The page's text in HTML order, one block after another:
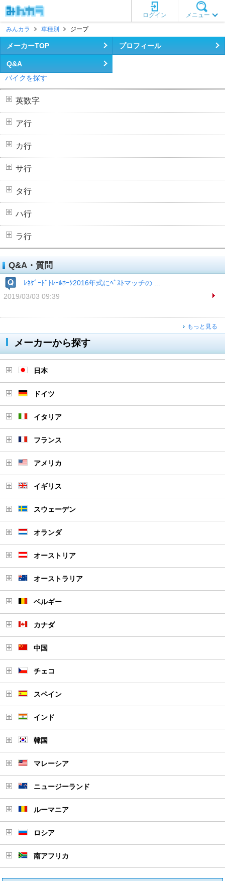
メニュー
ログイン
みんカラ
車種別 ジープ
メーカーTOP プロフィール
Q&A
バイクを探す
英数字
ア行
カ行
サ行
タ行
ハ行
ラ行
Q&A・質問
ﾚﾈｹﾞｰﾄﾞﾄﾚｰﾙﾎｰｸ2016年式にﾍﾞｽﾄマッチの ...
2019/03/03 09:39
もっと見る
メーカーから探す
日本
ドイツ
イタリア
フランス
アメリカ
イギリス
スウェーデン
オランダ
オーストリア
オーストラリア
ベルギー
カナダ
中国
チェコ
スペイン
インド
韓国
マレーシア
ニュージーランド
ルーマニア
ロシア
南アフリカ